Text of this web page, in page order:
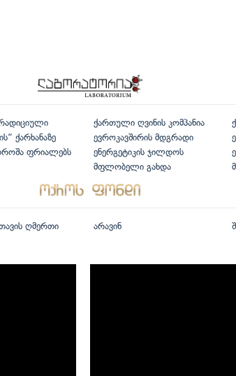
ქარხანაზე
ფრიალებს
ქართული ღვინის კომპანია
ევროკავშირის მდგრადი
ენერგეტიკის ჯილდოს
მფლობელი გახდა
ღმერთი არავინ